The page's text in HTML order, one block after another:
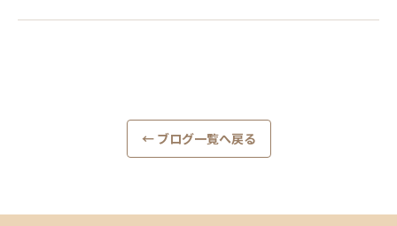
← ブログ一覧へ戻る